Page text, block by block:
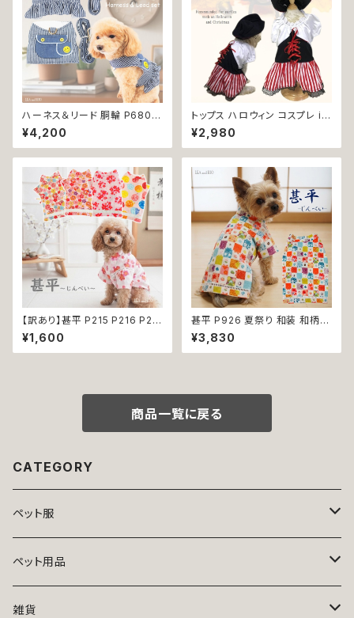
ハーネス＆リード 胴輪 P680 P
681 ハーネス リード 一体型 セ
ット 引っ張り防止 お出掛け 散
歩 ドッグウエア 犬 猫 ペット 服
型犬 返品交換不可
¥4,200
トップス ハロウィン コスプレ ir
o1 ワンピース 海賊 ハロパ パイ
レーツ コスチューム コス 仮装
dog cat ウェア ドッグ ウェア ド
犬洋服 犬の洋服 猫服 猫洋服
猫の洋服 洋服 かわいい 可愛い
おしゃれ 返品交換不可
¥2,980
【訳あり】甚平 P215 P216 P21
7 P218 ドッグウエア ドックウェ
ア 女の子 ピンク ホワイト フラ
ワー 花柄 桜 水風船 祭り 極小
しゃれ かわいい 可愛い 和装 和
¥1,600
甚平 P926 夏祭り 和装 和柄
古風 伝統 日本 夏 ハンドメイド
ドッグウエア ドックウェア 男の
子 極小 小型犬 犬 猫 ペット 服
返品交換不可
¥3,830
商品一覧に戻る
CATEGORY
ペット服
トップス
ニット
ボトムス
ペット用品
ベッド
雑貨